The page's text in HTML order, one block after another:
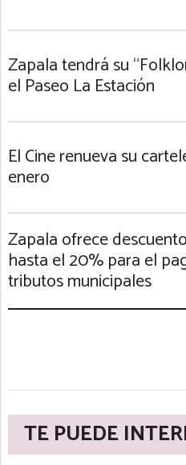
Zapala tendrá su
el Paseo La Estación
El Cine renueva su
enero
Zapala ofrece
hasta el 20% para el
tributos municipales
TE PUEDE